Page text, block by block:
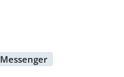
Messenger